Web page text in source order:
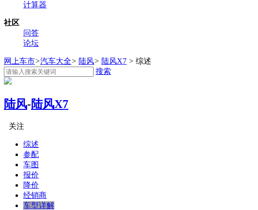
计算器
社区
问答
论坛
网上车市>汽车大全> 陆风> 陆风X7 > 综述
搜索
陆风-陆风X7
关注
综述
参配
车图
报价
降价
经销商
车型详解